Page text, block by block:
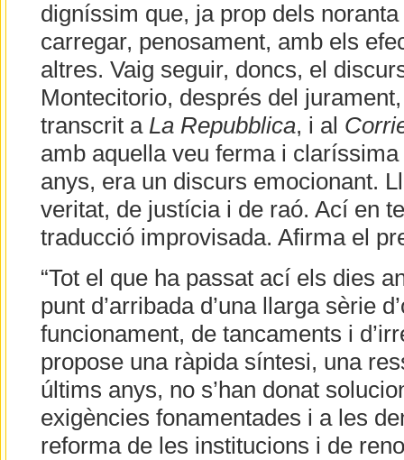
digníssim que, ja prop dels
carregar, penosament, amb els
altres. Vaig seguir, doncs, el
Montecitorio, després del
transcrit a La Repubblica, i al
amb aquella veu ferma i
anys, era un discurs emocionant.
veritat, de justícia i de raó. Ací en
traducció improvisada. Afirma el
“Tot el que ha passat ací els dies
punt d’arribada d’una llarga sèrie
funcionament, de tancaments i
propose una ràpida síntesi, una
últims anys, no s’han donat
exigències fonamentades i a les
reforma de les institucions i de